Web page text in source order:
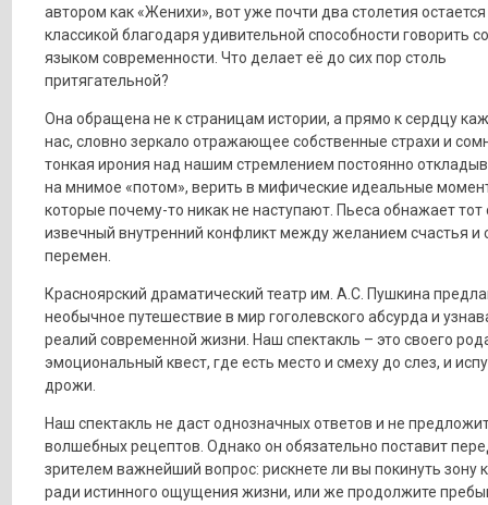
автором как «Женихи», вот уже почти два столетия
классикой благодаря удивительной способности говорить
языком современности. Что делает её до сих пор столь
притягательной?
Она обращена не к страницам истории, а прямо к сердцу
нас, словно зеркало отражающее собственные страхи и
тонкая ирония над нашим стремлением постоянно
на мнимое «потом», верить в мифические идеальные
которые почему-то никак не наступают. Пьеса обнажает
извечный внутренний конфликт между желанием счастья и
перемен.
Красноярский драматический театр им. А.С. Пушкина
необычное путешествие в мир гоголевского абсурда и
реалий современной жизни. Наш спектакль – это своего
эмоциональный квест, где есть место и смеху до слез, и
дрожи.
Наш спектакль не даст однозначных ответов и не
волшебных рецептов. Однако он обязательно поставит
зрителем важнейший вопрос: рискнете ли вы покинуть зону
ради истинного ощущения жизни, или же продолжите